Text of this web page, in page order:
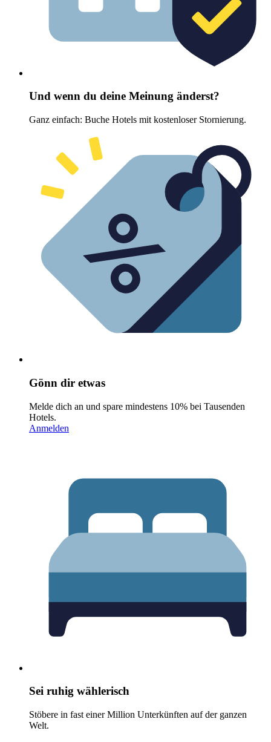
Und wenn du deine Meinung änderst?
Ganz einfach: Buche Hotels mit kostenloser Stornierung.
Gönn dir etwas
Melde dich an und spare mindestens 10% bei Tausenden
Hotels.
Anmelden
Sei ruhig wählerisch
Stöbere in fast einer Million Unterkünften auf der ganzen
Welt.